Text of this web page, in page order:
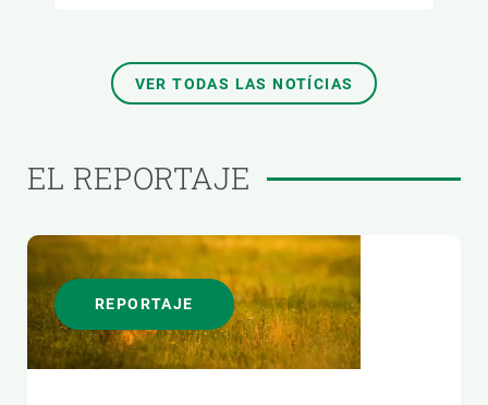
VER TODAS LAS NOTÍCIAS
EL REPORTAJE
REPORTAJE